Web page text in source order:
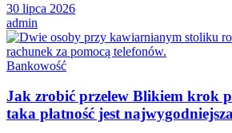
30 lipca 2026
admin
Bankowość
Jak zrobić przelew Blikiem krok
taka płatność jest